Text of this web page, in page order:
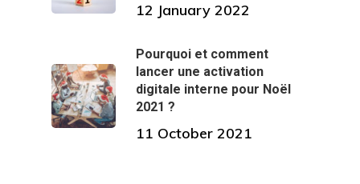
12 January 2022
Pourquoi et comment
lancer une activation
digitale interne pour Noël
2021 ?
11 October 2021